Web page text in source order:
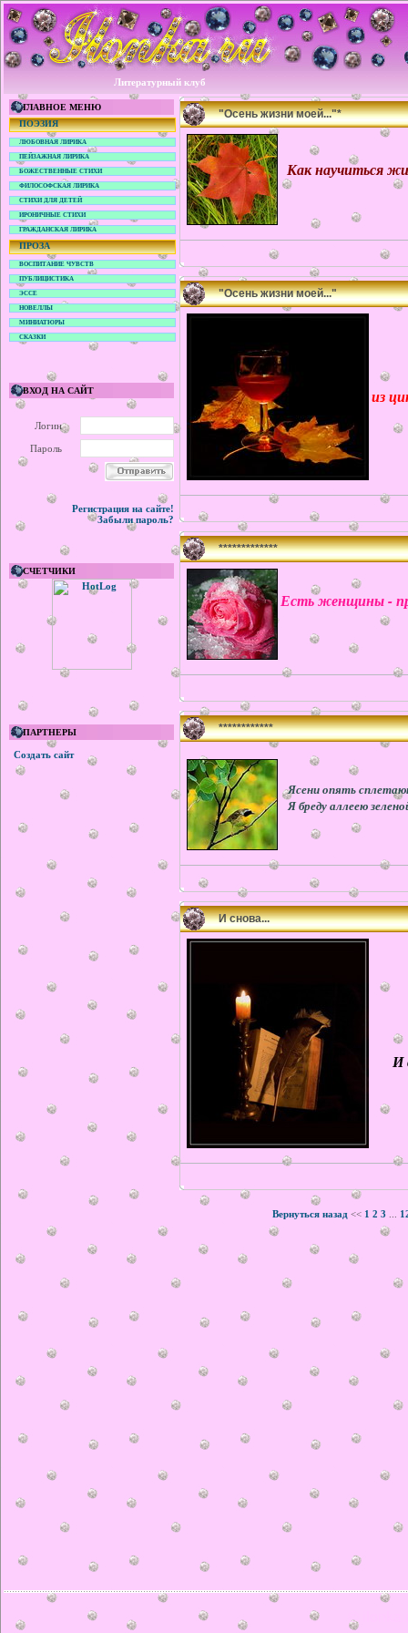
Литературный клуб
ГЛАВНОЕ МЕНЮ
ПОЭЗИЯ
ЛЮБОВНАЯ ЛИРИКА
ПЕЙЗАЖНАЯ ЛИРИКА
БОЖЕСТВЕННЫЕ СТИХИ
ФИЛОСОФСКАЯ ЛИРИКА
СТИХИ ДЛЯ ДЕТЕЙ
ИРОНИЧНЫЕ СТИХИ
ГРАЖДАНСКАЯ ЛИРИКА
ПРОЗА
ВОСПИТАНИЕ ЧУВСТВ
ПУБЛИЦИСТИКА
ЭССЕ
НОВЕЛЛЫ
МИНИАТЮРЫ
СКАЗКИ
ВХОД НА САЙТ
Логин
Пароль
Регистрация на сайте!
Забыли пароль?
СЧЕТЧИКИ
ПАРТНЕРЫ
Создать сайт
"Осень жизни моей..."*
Как научиться
"Осень жизни моей..."
из
*************
Есть женщины -
************
Ясени опять
Я бреду аллеею
И снова...
И
Вернуться назад << 1 2 3
©